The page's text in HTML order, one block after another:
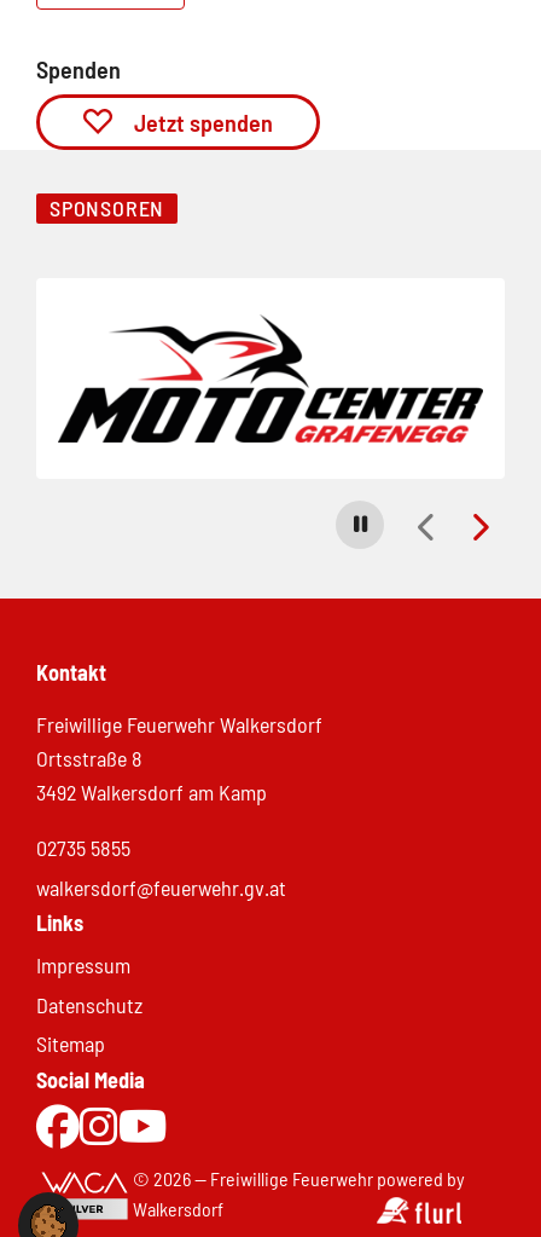
Spenden
Jetzt spenden
SPONSOREN
Carousel stoppen
Kontakt
Freiwillige Feuerwehr Walkersdorf
Ortsstraße 8
3492 Walkersdorf am Kamp
02735 5855
walkersdorf@feuerwehr.gv.at
Links
Impressum
Datenschutz
Sitemap
Social Media
Zur Facebookseite
Zu Instgram
© 2026 — Freiwillige Feuerwehr
Walkersdorf
powered by